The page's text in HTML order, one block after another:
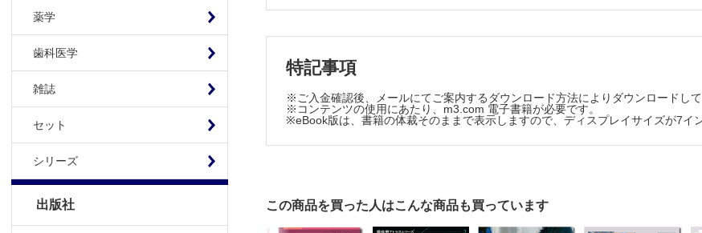
薬学
歯科医学
雑誌
セット
シリーズ
出版社
3 視野検査
HFAによる診断 （野呂隆彦，中野 匡）
Octopusによる診断 （奥山幸子）
Goldmann視野計による診断の限界と意義 （上野盛夫，池田陽子）
早期診断のための視野検査 （中野 匡）
視野障害度分類 （松本長太）
高眼圧症 （喜田照代）
原発開放隅角緑内障（広義） （川瀬和秀）
特記事項
※ご入金確認後、メールにてご案内するダウンロード方法によりダウンロードし
※コンテンツの使用にあたり、m3.com 電子書籍が必要です。
※eBook版は、書籍の体裁そのままで表示しますので、ディスプレイサイズが7イ
この商品を買った人はこんな商品も買っています